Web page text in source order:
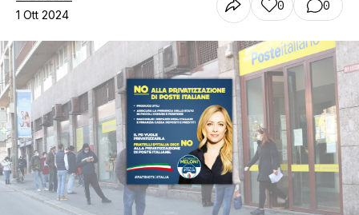
1 Ott 2024
0 0